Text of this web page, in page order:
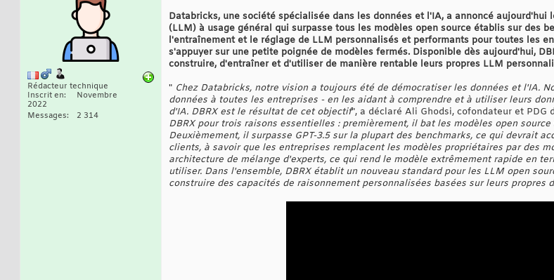
Rédacteur technique
Inscrit en
Novembre
2022
Messages
2 314
Databricks, une société spécialisée dans les données et l'IA, a annoncé aujourd'hui
(LLM) à usage général qui surpasse tous les modèles open source établis sur des
l'entraînement et le réglage de LLM personnalisés et performants pour toutes les
s'appuyer sur une petite poignée de modèles fermés. Disponible dès aujourd'hui,
construire, d'entraîner et d'utiliser de manière rentable leurs propres LLM
" Chez Databricks, notre vision a toujours été de démocratiser les données et l'IA.
données à toutes les entreprises - en les aidant à comprendre et à utiliser leurs
d'IA. DBRX est le résultat de cet objectif", a déclaré Ali Ghodsi, cofondateur et PDG
DBRX pour trois raisons essentielles : premièrement, il bat les modèles open
Deuxièmement, il surpasse GPT-3.5 sur la plupart des benchmarks, ce qui devrait
clients, à savoir que les entreprises remplacent les modèles propriétaires par des
architecture de mélange d'experts, ce qui rend le modèle extrêmement rapide en
utiliser. Dans l'ensemble, DBRX établit un nouveau standard pour les LLM open
construire des capacités de raisonnement personnalisées basées sur leurs propres